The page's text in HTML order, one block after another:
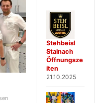
Stehbeisl
Stainach
Öffnungsze
iten
21.10.2025